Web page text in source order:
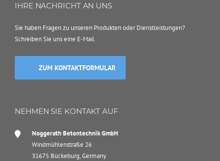
IHRE NACHRICHT AN UNS
Sie haben Fragen zu unseren Produkten oder Dienstleistungen?
Schreiben Sie uns eine E-Mail.
ZUM KONTAKTFORMULAR
NEHMEN SIE KONTAKT AUF
Noggerath Betontechnik GmbH
Windmühlenstraße 26
31675 Bückeburg, Germany